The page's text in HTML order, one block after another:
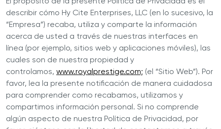
describir cómo Hy Cite Enterprises, LLC (en lo sucesivo, la
“Empresa”) recaba, utiliza y comparte la información
acerca de usted a través de nuestras interfaces en
línea (por ejemplo, sitios web y aplicaciones móviles), las
cuales son de nuestra propiedad y
controlamos, www.royalprestige.com; (el “Sitio Web”). Por
favor, lea la presente notificación de manera cuidadosa
para comprender como recabamos, utilizamos y
compartimos información personal. Si no comprende
algún aspecto de nuestra Política de Privacidad, por